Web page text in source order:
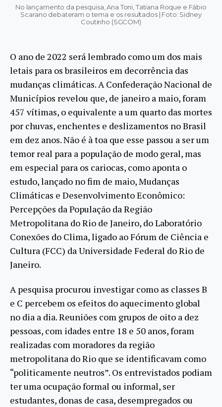
No lançamento da pesquisa, Ana Toni, Tatiana Roque e Fábio
Scarano debateram o tema e os resultados | Foto: Sidney
Coutinho (SGCOM)
O ano de 2022 será lembrado como um dos mais
letais para os brasileiros em decorrência das
mudanças climáticas. A Confederação Nacional de
Municípios revelou que, de janeiro a maio, foram
457 vítimas, o equivalente a um quarto das mortes
por chuvas, enchentes e deslizamentos no Brasil
em dez anos. Não é à toa que esse passou a ser um
temor real para a população de modo geral, mas
em especial para os cariocas, como aponta o
estudo, lançado no fim de maio, Mudanças
Climáticas e Desenvolvimento Econômico:
Percepções da População da Região
Metropolitana do Rio de Janeiro, do Laboratório
Conexões do Clima, ligado ao Fórum de Ciência e
Cultura (FCC) da Universidade Federal do Rio de
Janeiro.
A pesquisa procurou investigar como as classes B
e C percebem os efeitos do aquecimento global
no dia a dia. Reuniões com grupos de oito a dez
pessoas, com idades entre 18 e 50 anos, foram
realizadas com moradores da região
metropolitana do Rio que se identificavam como
“politicamente neutros”. Os entrevistados podiam
ter uma ocupação formal ou informal, ser
estudantes, donas de casa, desempregados ou